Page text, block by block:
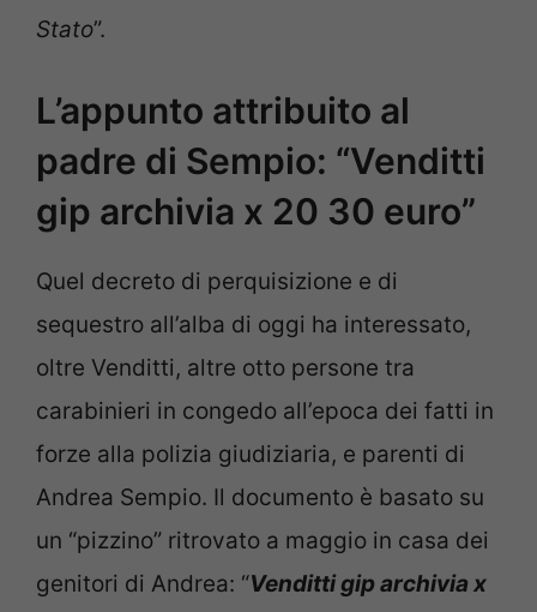
Stato”.
L’appunto attribuito al
padre di Sempio: “Venditti
gip archivia x 20 30 euro”
Quel decreto di perquisizione e di
sequestro all’alba di oggi ha interessato,
oltre Venditti, altre otto persone tra
carabinieri in congedo all’epoca dei fatti in
forze alla polizia giudiziaria, e parenti di
Andrea Sempio. Il documento è basato su
un “pizzino” ritrovato a maggio in casa dei
genitori di Andrea: “Venditti gip archivia x